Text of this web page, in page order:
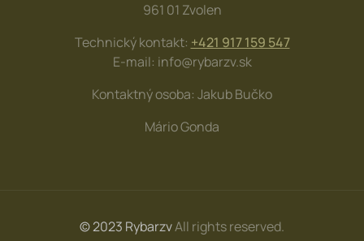
961 01 Zvolen
Technický kontakt: +421 917 159 547
E-mail: info@rybarzv.sk
Kontaktný osoba: Jakub Bučko
Mário Gonda
© 2023 RybarzvAll rights reserved.